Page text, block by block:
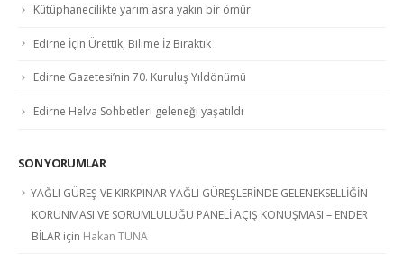
Kütüphanecilikte yarım asra yakın bir ömür
Edirne İçin Ürettik, Bilime İz Bıraktık
Edirne Gazetesi’nin 70. Kuruluş Yıldönümü
Edirne Helva Sohbetleri geleneği yaşatıldı
SON YORUMLAR
YAĞLI GÜREŞ VE KIRKPINAR YAĞLI GÜREŞLERİNDE GELENEKSELLİĞİN
KORUNMASI VE SORUMLULUĞU PANELİ AÇIŞ KONUŞMASI – ENDER
BİLAR için Hakan TUNA